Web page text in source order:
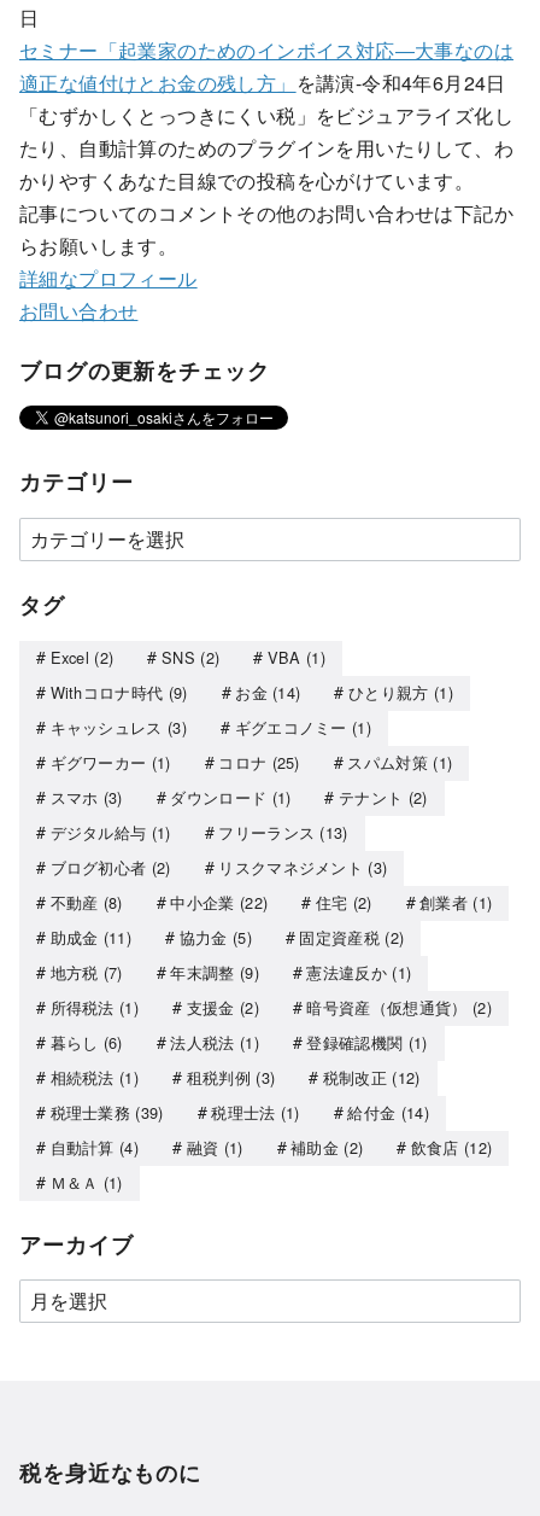
日
セミナー「起業家のためのインボイス対応―大事なのは
適正な値付けとお金の残し方」 を講演-令和4年6月24日
「むずかしくとっつきにくい税」をビジュアライズ化し
たり、自動計算のためのプラグインを用いたりして、わ
かりやすくあなた目線での投稿を心がけています。
記事についてのコメントその他のお問い合わせは下記か
らお願いします。
詳細なプロフィール
お問い合わせ
ブログの更新をチェック
カテゴリー
タグ
Excel (2) SNS (2) VBA (1)
Withコロナ時代 (9) お金(14) ひとり親方 (1)
キャッシュレス (3) ギグエコノミー (1)
ギグワーカー (1) コロナ (25) スパム対策(1)
スマホ (3) ダウンロード (1) テナント (2)
デジタル給与 (1) フリーランス (13)
ブログ初心者 (2) リスクマネジメント (3)
不動産 (8) 中小企業 (22) 住宅 (2) 創業者 (1)
助成金 (11) 協力金 (5) 固定資産税(2)
地方税 (7) 年末調整 (9) 憲法違反か(1)
所得税法 (1) 支援金 (2) 暗号資産（仮想通貨）
(2)
暮らし (6) 法人税法 (1) 登録確認機関 (1)
相続税法 (1) 租税判例 (3) 税制改正 (12)
税理士業務 (39) 税理士法 (1) 給付金 (14)
自動計算 (4) 融資 (1) 補助金 (2) 飲食店 (12)
Ｍ＆Ａ (1)
アーカイブ
税を身近なものに